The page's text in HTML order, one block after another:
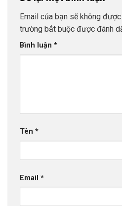
Email của bạn sẽ không
trường bắt buộc được đánh
Bình luận *
Tên *
Email *